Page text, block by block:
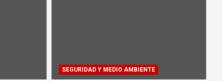
SEGURIDAD Y MEDIO AMBIENTE